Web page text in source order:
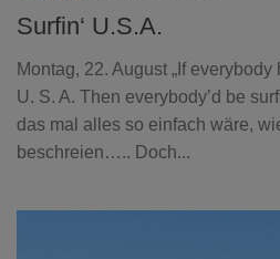
Surfin‘ U.S.A.
Montag, 22. August „If
U. S. A. Then everybody’d be
das mal alles so einfach wäre,
beschreien….. Doch...